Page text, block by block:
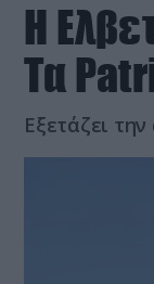
Η
Τα
Εξετάζει